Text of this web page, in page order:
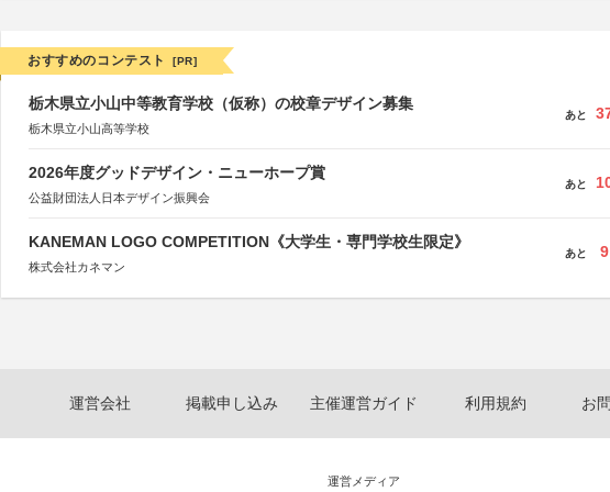
おすすめのコンテスト [PR]
栃木県立小山中等教育学校（仮称）の校章デザイン募集
栃木県立小山高等学校
あと
2026年度グッドデザイン・ニューホープ賞
公益財団法人日本デザイン振興会
あと
KANEMAN LOGO COMPETITION《大学生・専門学校生限定》
株式会社カネマン
あと 9
運営会社 掲載申し込み 主催運営ガイド 利用規約 お
運営メディア